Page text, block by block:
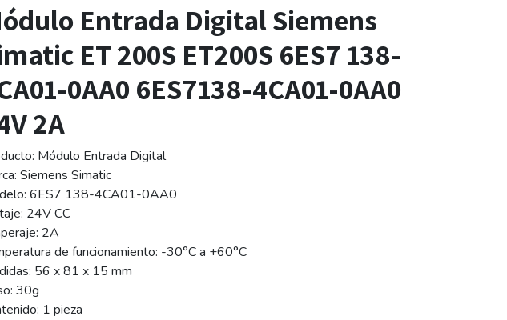
Entrada Digital Siemens
ET 200S ET200S 6ES7 138-
0AA0 6ES7138-4CA01-0AA0
2A
Módulo Entrada Digital
Siemens Simatic
6ES7 138-4CA01-0AA0
24V CC
2A
de funcionamiento: -30°C a +60°C
56 x 81 x 15 mm
30g
1 pieza